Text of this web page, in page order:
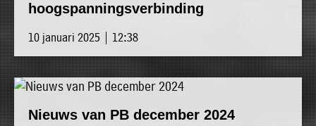
hoogspanningsverbinding
10 januari 2025 | 12:38
Nieuws van PB december 2024